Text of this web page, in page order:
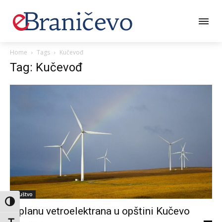
Toggle High Contrast
Home Tags Kučevođ
Tag: Kučevođ
Društvo
U planu vetroelektrana u opštini Kučevo